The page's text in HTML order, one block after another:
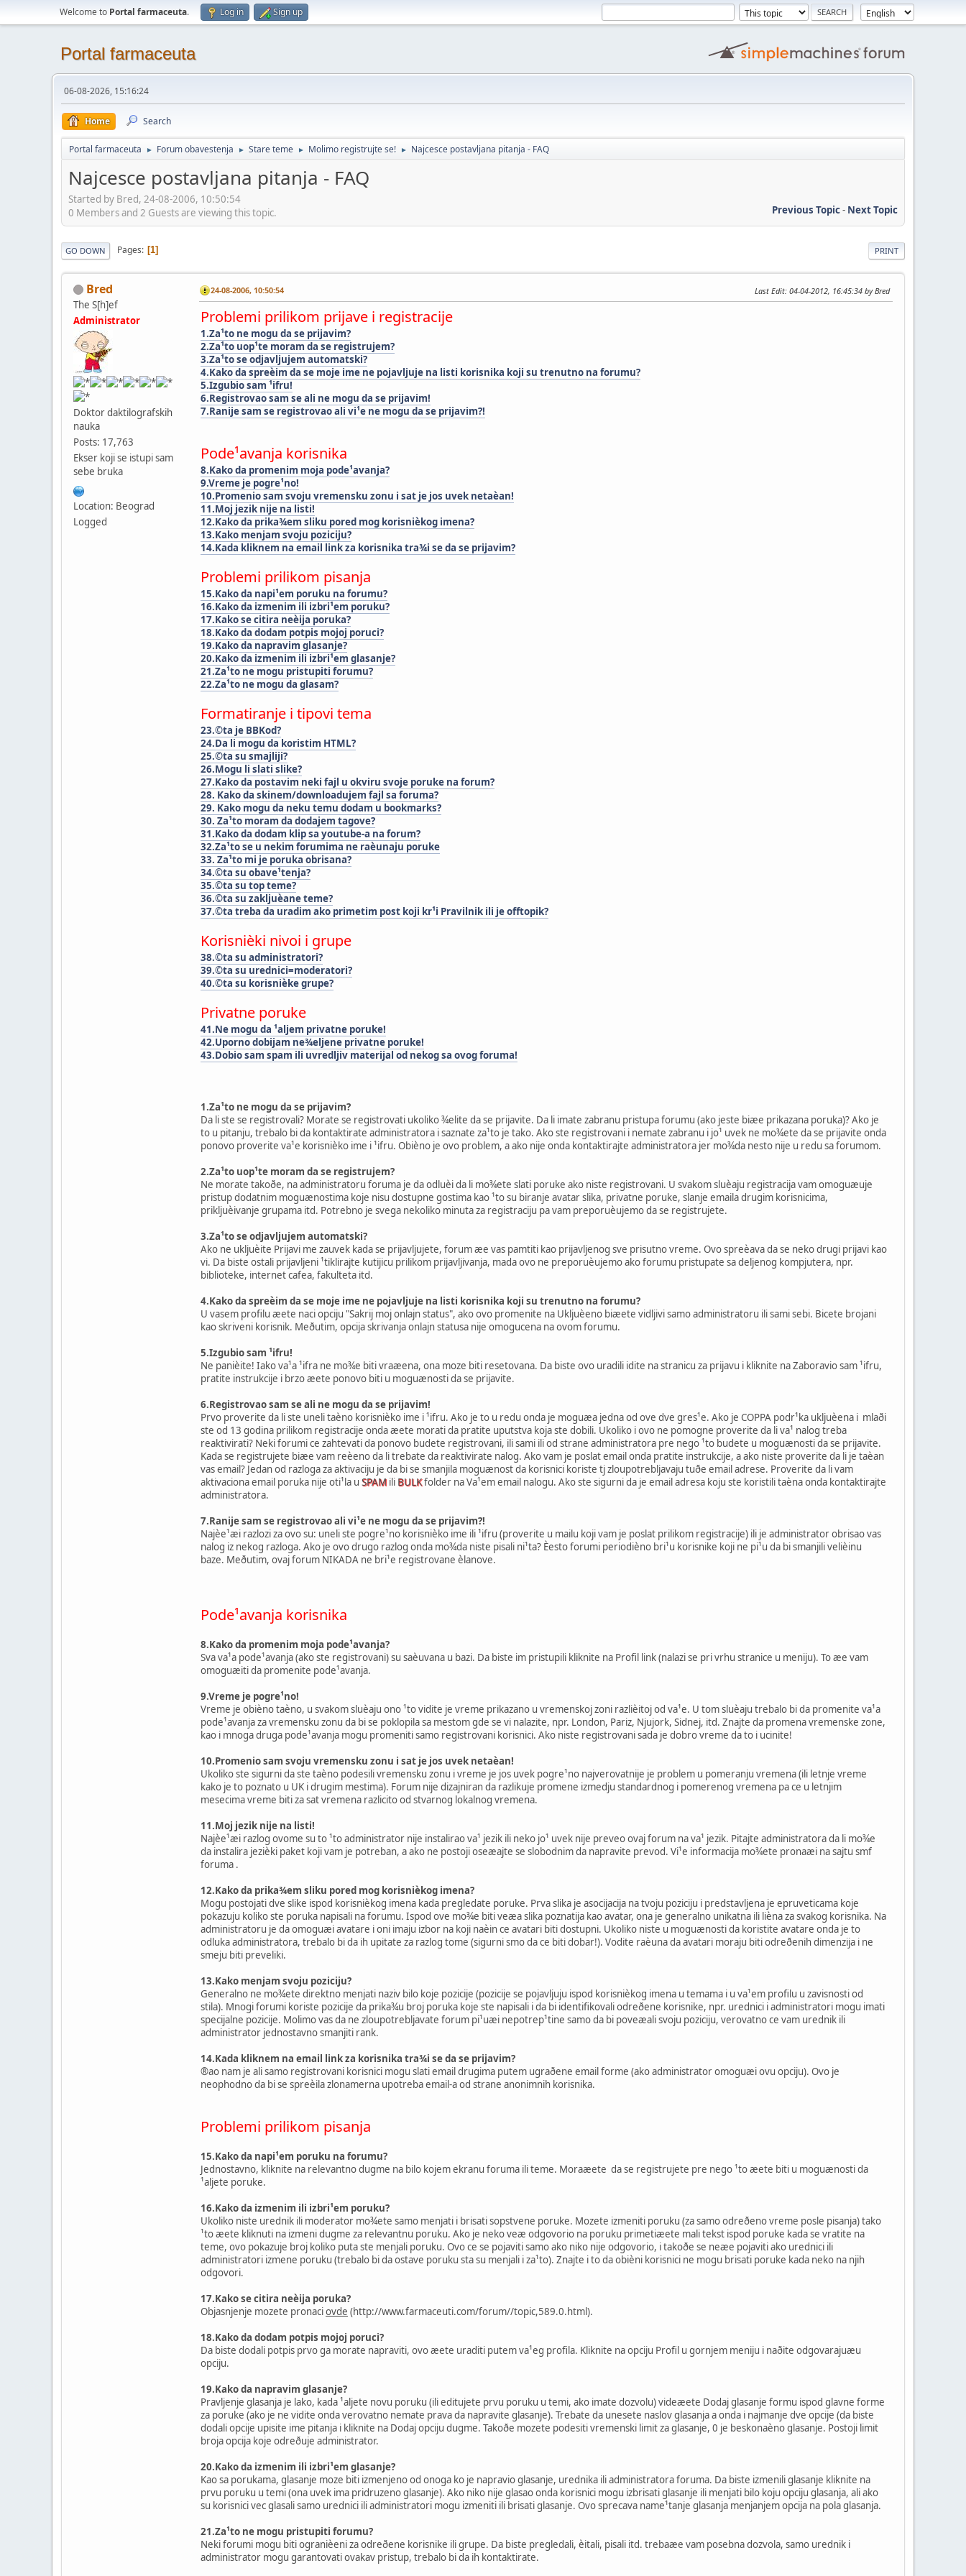
Welcome to Portal farmaceuta. Log in Sign up
Portal farmaceuta
06-08-2026, 15:16:24
Home Search
Portal farmaceuta ► Forum obavestenja ► Stare teme ► Molimo registrujte se! ► Najcesce postavljana pitanja - FAQ
Najcesce postavljana pitanja - FAQ
Started by Bred, 24-08-2006, 10:50:54
Previous Topic- Next Topic
0 Members and 2 Guests are viewing this topic.
PRINT
GO DOWN Pages 1
Bred
The S[h]ef
Administrator
Doktor daktilografskih
nauka
Posts: 17,763
Ekser koji se istupi sam
sebe bruka
Location: Beograd
Logged
24-08-2006, 10:50:54 Last Edit: 04-04-2012, 16:45:34 by Bred
Problemi prilikom prijave i registracije
1.Za¹to ne mogu da se prijavim?
2.Za¹to uop¹te moram da se registrujem?
3.Za¹to se odjavljujem automatski?
4.Kako da spreèim da se moje ime ne pojavljuje na listi korisnika koji su trenutno na forumu?
5.Izgubio sam ¹ifru!
6.Registrovao sam se ali ne mogu da se prijavim!
7.Ranije sam se registrovao ali vi¹e ne mogu da se prijavim?!
Pode¹avanja korisnika
8.Kako da promenim moja pode¹avanja?
9.Vreme je pogre¹no!
10.Promenio sam svoju vremensku zonu i sat je jos uvek netaèan!
11.Moj jezik nije na listi!
12.Kako da prika¾em sliku pored mog korisnièkog imena?
13.Kako menjam svoju poziciju?
14.Kada kliknem na email link za korisnika tra¾i se da se prijavim?
Problemi prilikom pisanja
15.Kako da napi¹em poruku na forumu?
16.Kako da izmenim ili izbri¹em poruku?
17.Kako se citira neèija poruka?
18.Kako da dodam potpis mojoj poruci?
19.Kako da napravim glasanje?
20.Kako da izmenim ili izbri¹em glasanje?
21.Za¹to ne mogu pristupiti forumu?
22.Za¹to ne mogu da glasam?
Formatiranje i tipovi tema
23.©ta je BBKod?
24.Da li mogu da koristim HTML?
25.©ta su smajliji?
26.Mogu li slati slike?
27.Kako da postavim neki fajl u okviru svoje poruke na forum?
28. Kako da skinem/downloadujem fajl sa foruma?
29. Kako mogu da neku temu dodam u bookmarks?
30. Za¹to moram da dodajem tagove?
31.Kako da dodam klip sa youtube-a na forum?
32.Za¹to se u nekim forumima ne raèunaju poruke
33. Za¹to mi je poruka obrisana?
34.©ta su obave¹tenja?
35.©ta su top teme?
36.©ta su zakljuèane teme?
37.©ta treba da uradim ako primetim post koji kr¹i Pravilnik ili je offtopik?
Korisnièki nivoi i grupe
38.©ta su administratori?
39.©ta su urednici=moderatori?
40.©ta su korisnièke grupe?
Privatne poruke
41.Ne mogu da ¹aljem privatne poruke!
42.Uporno dobijam ne¾eljene privatne poruke!
43.Dobio sam spam ili uvredljiv materijal od nekog sa ovog foruma!
1.Za¹to ne mogu da se prijavim?
Da li ste se registrovali? Morate se registrovati ukoliko ¾elite da se prijavite. Da li imate zabranu pristupa forumu (ako jeste biæe prikazana poruka)? Ako je
to u pitanju, trebalo bi da kontaktirate administratora i saznate za¹to je tako. Ako ste registrovani i nemate zabranu i jo¹ uvek ne mo¾ete da se prijavite onda
ponovo proverite va¹e korisnièko ime i ¹ifru. Obièno je ovo problem, a ako nije onda kontaktirajte administratora jer mo¾da nesto nije u redu sa forumom.
2.Za¹to uop¹te moram da se registrujem?
Ne morate takoðe, na administratoru foruma je da odluèi da li mo¾ete slati poruke ako niste registrovani. U svakom sluèaju registracija vam omoguæuje
pristup dodatnim moguænostima koje nisu dostupne gostima kao ¹to su biranje avatar slika, privatne poruke, slanje emaila drugim korisnicima,
prikljuèivanje grupama itd. Potrebno je svega nekoliko minuta za registraciju pa vam preporuèujemo da se registrujete.
3.Za¹to se odjavljujem automatski?
Ako ne ukljuèite Prijavi me zauvek kada se prijavljujete, forum æe vas pamtiti kao prijavljenog sve prisutno vreme. Ovo spreèava da se neko drugi prijavi kao
vi. Da biste ostali prijavljeni ¹tiklirajte kutijicu prilikom prijavljivanja, mada ovo ne preporuèujemo ako forumu pristupate sa deljenog kompjutera, npr.
biblioteke, internet cafea, fakulteta itd.
4.Kako da spreèim da se moje ime ne pojavljuje na listi korisnika koji su trenutno na forumu?
U vasem profilu æete naci opciju "Sakrij moj onlajn status", ako ovo promenite na Ukljuèeno biæete vidljivi samo administratoru ili sami sebi. Bicete brojani
kao skriveni korisnik. Meðutim, opcija skrivanja onlajn statusa nije omogucena na ovom forumu.
5.Izgubio sam ¹ifru!
Ne panièite! Iako va¹a ¹ifra ne mo¾e biti vraæena, ona moze biti resetovana. Da biste ovo uradili idite na stranicu za prijavu i kliknite na Zaboravio sam ¹ifru,
pratite instrukcije i brzo æete ponovo biti u moguænosti da se prijavite.
6.Registrovao sam se ali ne mogu da se prijavim!
Prvo proverite da li ste uneli taèno korisnièko ime i ¹ifru. Ako je to u redu onda je moguæa jedna od ove dve gres¹e. Ako je COPPA podr¹ka ukljuèena i mlaði
ste od 13 godina prilikom registracije onda æete morati da pratite uputstva koja ste dobili. Ukoliko i ovo ne pomogne proverite da li va¹ nalog treba
reaktivirati? Neki forumi ce zahtevati da ponovo budete registrovani, ili sami ili od strane administratora pre nego ¹to budete u moguænosti da se prijavite.
Kada se registrujete biæe vam reèeno da li trebate da reaktivirate nalog. Ako vam je poslat email onda pratite instrukcije, a ako niste proverite da li je taèan
vas email? Jedan od razloga za aktivaciju je da bi se smanjila moguænost da korisnici koriste tj zloupotrebljavaju tuðe email adrese. Proverite da li vam
aktivaciona email poruka nije oti¹la u SPAM ili BULKfolder na Va¹em email nalogu. Ako ste sigurni da je email adresa koju ste koristili taèna onda kontaktirajte
administratora.
7.Ranije sam se registrovao ali vi¹e ne mogu da se prijavim?!
Najèe¹æi razlozi za ovo su: uneli ste pogre¹no korisnièko ime ili ¹ifru (proverite u mailu koji vam je poslat prilikom registracije) ili je administrator obrisao vas
nalog iz nekog razloga. Ako je ovo drugo razlog onda mo¾da niste pisali ni¹ta? Èesto forumi periodièno bri¹u korisnike koji ne pi¹u da bi smanjili velièinu
baze. Meðutim, ovaj forum NIKADA ne bri¹e registrovane èlanove.
Pode¹avanja korisnika
8.Kako da promenim moja pode¹avanja?
Sva va¹a pode¹avanja (ako ste registrovani) su saèuvana u bazi. Da biste im pristupili kliknite na Profil link (nalazi se pri vrhu stranice u meniju). To æe vam
omoguæiti da promenite pode¹avanja.
9.Vreme je pogre¹no!
Vreme je obièno taèno, u svakom sluèaju ono ¹to vidite je vreme prikazano u vremenskoj zoni razlièitoj od va¹e. U tom sluèaju trebalo bi da promenite va¹a
pode¹avanja za vremensku zonu da bi se poklopila sa mestom gde se vi nalazite, npr. London, Pariz, Njujork, Sidnej, itd. Znajte da promena vremenske zone,
kao i mnoga druga pode¹avanja mogu promeniti samo registrovani korisnici. Ako niste registrovani sada je dobro vreme da to i ucinite!
10.Promenio sam svoju vremensku zonu i sat je jos uvek netaèan!
Ukoliko ste sigurni da ste taèno podesili vremensku zonu i vreme je jos uvek pogre¹no najverovatnije je problem u pomeranju vremena (ili letnje vreme
kako je to poznato u UK i drugim mestima). Forum nije dizajniran da razlikuje promene izmedju standardnog i pomerenog vremena pa ce u letnjim
mesecima vreme biti za sat vremena razlicito od stvarnog lokalnog vremena.
11.Moj jezik nije na listi!
Najèe¹æi razlog ovome su to ¹to administrator nije instalirao va¹ jezik ili neko jo¹ uvek nije preveo ovaj forum na va¹ jezik. Pitajte administratora da li mo¾e
da instalira jezièki paket koji vam je potreban, a ako ne postoji oseæajte se slobodnim da napravite prevod. Vi¹e informacija mo¾ete pronaæi na sajtu smf
foruma .
12.Kako da prika¾em sliku pored mog korisnièkog imena?
Mogu postojati dve slike ispod korisnièkog imena kada pregledate poruke. Prva slika je asocijacija na tvoju poziciju i predstavljena je epruveticama koje
pokazuju koliko ste poruka napisali na forumu. Ispod ove mo¾e biti veæa slika poznatija kao avatar, ona je generalno unikatna ili lièna za svakog korisnika. Na
administratoru je da omoguæi avatare i oni imaju izbor na koji naèin ce avatari biti dostupni. Ukoliko niste u moguænosti da koristite avatare onda je to
odluka administratora, trebalo bi da ih upitate za razlog tome (sigurni smo da ce biti dobar!). Vodite raèuna da avatari moraju biti odreðenih dimenzija i ne
smeju biti preveliki.
13.Kako menjam svoju poziciju?
Generalno ne mo¾ete direktno menjati naziv bilo koje pozicije (pozicije se pojavljuju ispod korisnièkog imena u temama i u va¹em profilu u zavisnosti od
stila). Mnogi forumi koriste pozicije da prika¾u broj poruka koje ste napisali i da bi identifikovali odreðene korisnike, npr. urednici i administratori mogu imati
specijalne pozicije. Molimo vas da ne zloupotrebljavate forum pi¹uæi nepotrep¹tine samo da bi poveæali svoju poziciju, verovatno ce vam urednik ili
administrator jednostavno smanjiti rank.
14.Kada kliknem na email link za korisnika tra¾i se da se prijavim?
®ao nam je ali samo registrovani korisnici mogu slati email drugima putem ugraðene email forme (ako administrator omoguæi ovu opciju). Ovo je
neophodno da bi se spreèila zlonamerna upotreba email-a od strane anonimnih korisnika.
Problemi prilikom pisanja
15.Kako da napi¹em poruku na forumu?
Jednostavno, kliknite na relevantno dugme na bilo kojem ekranu foruma ili teme. Moraæete da se registrujete pre nego ¹to æete biti u moguænosti da
¹aljete poruke.
16.Kako da izmenim ili izbri¹em poruku?
Ukoliko niste urednik ili moderator mo¾ete samo menjati i brisati sopstvene poruke. Mozete izmeniti poruku (za samo odreðeno vreme posle pisanja) tako
¹to æete kliknuti na izmeni dugme za relevantnu poruku. Ako je neko veæ odgovorio na poruku primetiæete mali tekst ispod poruke kada se vratite na
teme, ovo pokazuje broj koliko puta ste menjali poruku. Ovo ce se pojaviti samo ako niko nije odgovorio, i takoðe se neæe pojaviti ako urednici ili
administratori izmene poruku (trebalo bi da ostave poruku sta su menjali i za¹to). Znajte i to da obièni korisnici ne mogu brisati poruke kada neko na njih
odgovori.
17.Kako se citira neèija poruka?
Objasnjenje mozete pronaciovde (http://www.farmaceuti.com/forum//topic,589.0.html).
18.Kako da dodam potpis mojoj poruci?
Da biste dodali potpis prvo ga morate napraviti, ovo æete uraditi putem va¹eg profila. Kliknite na opciju Profil u gornjem meniju i naðite odgovarajuæu
opciju.
19.Kako da napravim glasanje?
Pravljenje glasanja je lako, kada ¹aljete novu poruku (ili editujete prvu poruku u temi, ako imate dozvolu) videæete Dodaj glasanje formu ispod glavne forme
za poruke (ako je ne vidite onda verovatno nemate prava da napravite glasanje). Trebate da unesete naslov glasanja a onda i najmanje dve opcije (da biste
dodali opcije upisite ime pitanja i kliknite na Dodaj opciju dugme. Takoðe mozete podesiti vremenski limit za glasanje, 0 je beskonaèno glasanje. Postoji limit
broja opcija koje odreðuje administrator.
20.Kako da izmenim ili izbri¹em glasanje?
Kao sa porukama, glasanje moze biti izmenjeno od onoga ko je napravio glasanje, urednika ili administratora foruma. Da biste izmenili glasanje kliknite na
prvu poruku u temi (ona uvek ima pridruzeno glasanje). Ako niko nije glasao onda korisnici mogu izbrisati glasanje ili menjati bilo koju opciju glasanja, ali ako
su korisnici vec glasali samo urednici ili administratori mogu izmeniti ili brisati glasanje. Ovo sprecava name¹tanje glasanja menjanjem opcija na pola glasanja.
21.Za¹to ne mogu pristupiti forumu?
Neki forumi mogu biti ogranièeni za odreðene korisnike ili grupe. Da biste pregledali, èitali, pisali itd. trebaæe vam posebna dozvola, samo urednik i
administrator mogu garantovati ovakav pristup, trebalo bi da ih kontaktirate.